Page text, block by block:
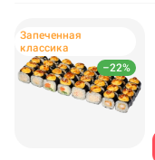
–22%
Запеченная
классика